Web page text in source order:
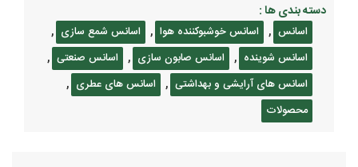
دسته بندی ها :
اسانس , اسانس خوشبوکننده هوا , اسانس شمع سازی ,
اسانس شوینده , اسانس صابون سازی , اسانس صنعتی ,
اسانس های آرایشی و بهداشتی , اسانس های عطری ,
محصولات